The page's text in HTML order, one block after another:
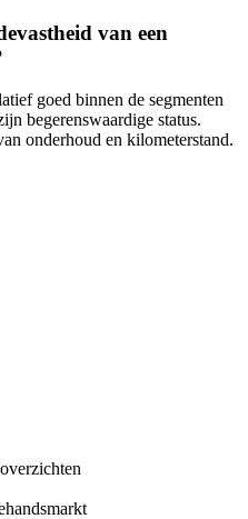
van een
goed binnen de segmenten
begerenswaardige status.
onderhoud en kilometerstand.